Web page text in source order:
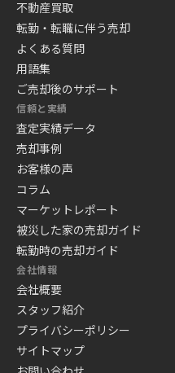
不動産買取
転勤・転職に伴う売却
よくある質問
用語集
ご売却後のサポート
信頼と実績
査定実績データ
売却事例
お客様の声
コラム
マーケットレポート
被災した家の売却ガイド
転勤時の売却ガイド
会社情報
会社概要
スタッフ紹介
プライバシーポリシー
サイトマップ